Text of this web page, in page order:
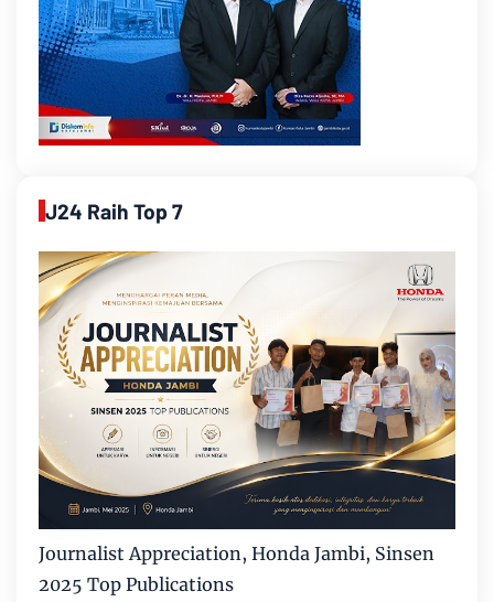
J24 Raih Top 7
Journalist Appreciation, Honda Jambi, Sinsen
2025 Top Publications